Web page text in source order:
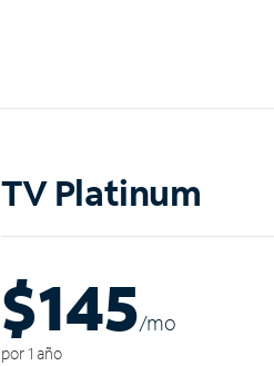
TV Platinum
$145/mo
por 1 año